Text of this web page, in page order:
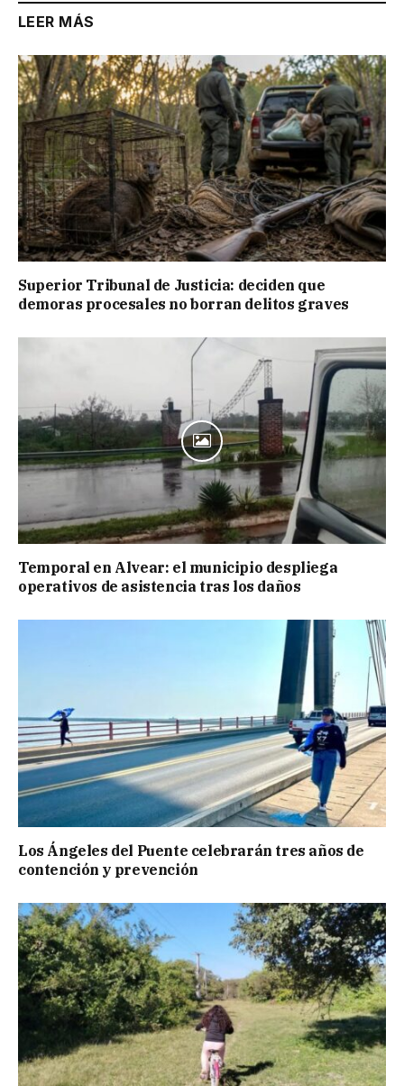
LEER MÁS
Superior Tribunal de Justicia: deciden que
demoras procesales no borran delitos graves
Temporal en Alvear: el municipio despliega
operativos de asistencia tras los daños
Los Ángeles del Puente celebrarán tres años de
contención y prevención